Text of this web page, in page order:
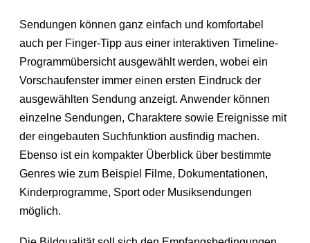
Sendungen können ganz einfach und komfortabel
auch per Finger-Tipp aus einer interaktiven Timeline-
Programmübersicht ausgewählt werden, wobei ein
Vorschaufenster immer einen ersten Eindruck der
ausgewählten Sendung anzeigt. Anwender können
einzelne Sendungen, Charaktere sowie Ereignisse mit
der eingebauten Suchfunktion ausfindig machen.
Ebenso ist ein kompakter Überblick über bestimmte
Genres wie zum Beispiel Filme, Dokumentationen,
Kinderprogramme, Sport oder Musiksendungen
möglich.